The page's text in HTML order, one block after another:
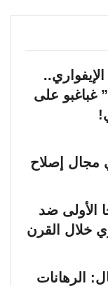
غباغبو على
مجال إصلاح
الأولى ضد
خلال القرن
الرهانات